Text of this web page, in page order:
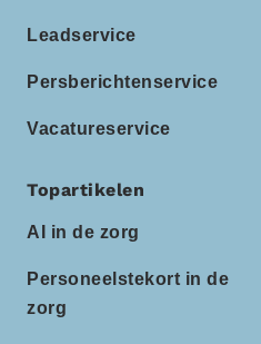
Leadservice
Persberichtenservice
Vacatureservice
Topartikelen
AI in de zorg
Personeelstekort in de
zorg